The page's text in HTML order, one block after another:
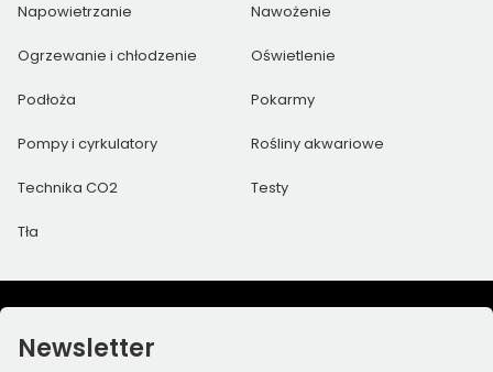
Napowietrzanie Nawożenie
Ogrzewanie i chłodzenie Oświetlenie
Podłoża Pokarmy
Pompy i cyrkulatory Rośliny akwariowe
Technika CO2 Testy
Tła
Newsletter